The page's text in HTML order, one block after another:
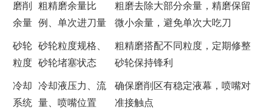
磨削
余量
粗精磨余量比
例、单次进刀量
粗磨去除大部分余量，精磨保留
微小余量，避免单次大吃刀
砂轮
粒度
砂轮粒度规格、
砂轮堵塞状态
粗精磨搭配不同粒度，定期修整
砂轮保持锋利
冷却
系统
冷却液压力、流
量、喷嘴位置
确保磨削区有稳定液幕，喷嘴对
准接触点